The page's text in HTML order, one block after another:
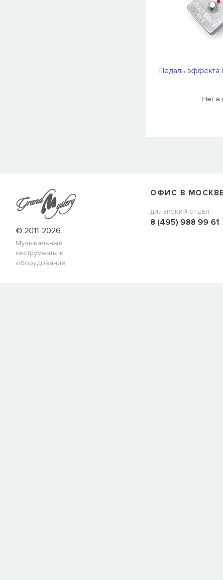
Педаль эффекта
Нет в
© 2011-2026
Музыкальные
инструменты и
оборудование
ОФИС В
ДИЛЕРСКИЙ ОТДЕЛ
8 (495) 988 99 61